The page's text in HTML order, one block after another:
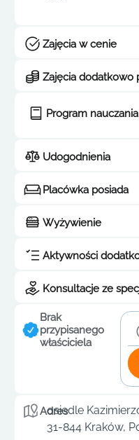
Zajęcia w cenie
Zajęcia dodatkowo
Program nauczania
Udogodnienia
Placówka posiada
Wyżywienie
Aktywności
Konsultacje ze
Brak
przypisanego
właściciela
Adres
osiedle
31-844 Kraków,